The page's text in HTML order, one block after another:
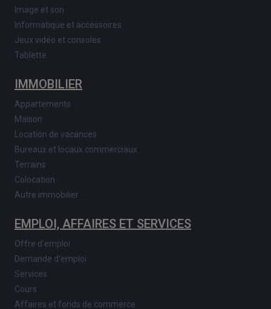
Image et son
Informatique et accessoires
Jeux vidéo et consoles
Tablette
IMMOBILIER
Appartements
Maison
Location de vacances
Bureaux et locaux commerciaux
Terrains
Colocation
Autre immobilier
EMPLOI, AFFAIRES ET SERVICES
Offre d'emploi
Demande d'emploi
Services
Cours
Affaires et fonds de commerce